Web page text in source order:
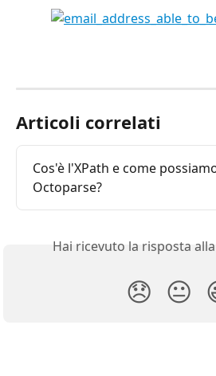
Articoli correlati
Cos'è l'XPath e come
Octoparse?
Hai ricevuto la risposta
😞 😐